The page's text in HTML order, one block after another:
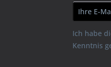
Ich habe
Kenntnis